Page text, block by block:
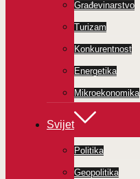
Građevinarstvo
Turizam
Konkurentnost
Energetika
Mikroekonomika
Svijet
Politika
Geopolitika